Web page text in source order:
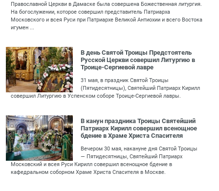
Православной Церкви в Дамаске была совершена Божественная литургия.
На богослужении, которое совершил представитель Патриарха
Московского и всея Руси при Патриархе Великой Антиохии и всего Востока
игумен ...
В день Святой Троицы Предстоятель
Русской Церкви совершил Литургию в
Троице-Сергиевой лавре
31 мая, в праздник Святой Троицы
(Пятидесятницы), Святейший Патриарх Кирилл
совершил Литургию в Успенском соборе Троице-Сергиевой лавры.
В канун праздника Троицы Святейший
Патриарх Кирилл совершил всенощное
бдение в Храме Христа Спасителя
Вечером 30 мая, накануне дня Святой Троицы
— Пятидесятницы, Святейший Патриарх
Московский и всея Руси Кирилл совершил всенощное бдение в
кафедральном соборном Храме Христа Спасителя в Москве.